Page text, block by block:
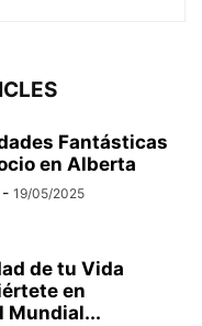
Fantásticas
en Alberta
- 19/05/2025
de tu Vida
en
Mundial...